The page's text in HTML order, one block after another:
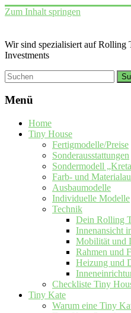
Zum Inhalt springen
Wir sind spezialisiert auf Rolling
Investments
Menü
Home
Tiny House
Fertigmodelle/Preise
Sonderausstattungen
Sondermodell
Farb- und
Ausbaumodelle
Individuelle Modelle
Technik
Dein Rolling
Innenansicht
Mobilität und
Rahmen und
Heizung und
Checkliste Tiny
Tiny Kate
Warum eine Tiny